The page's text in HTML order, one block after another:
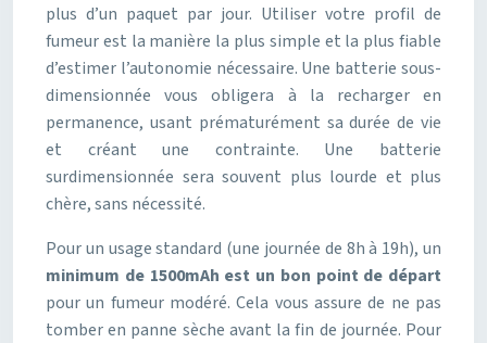
plus d’un paquet par jour. Utiliser votre profil de
fumeur est la manière la plus simple et la plus fiable
d’estimer l’autonomie nécessaire. Une batterie sous-
dimensionnée vous obligera à la recharger en
permanence, usant prématurément sa durée de vie
et créant une contrainte. Une batterie
surdimensionnée sera souvent plus lourde et plus
chère, sans nécessité.
Pour un usage standard (une journée de 8h à 19h), un
minimum de 1500mAh est un bon point de départ
pour un fumeur modéré. Cela vous assure de ne pas
tomber en panne sèche avant la fin de journée. Pour